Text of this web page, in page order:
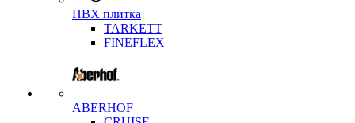
ПВХ плитка
TARKETT
FINEFLEX
ABERHOF